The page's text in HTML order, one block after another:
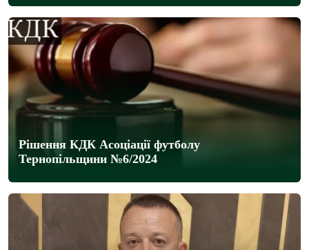
Рішення КДК Асоціації футболу
Тернопільщини №6/2024